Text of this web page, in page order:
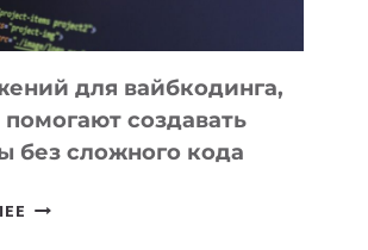
для вайбкодинга,
создавать
без сложного кода